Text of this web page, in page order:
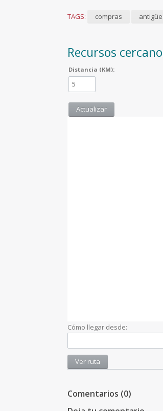
TAGS: compras
Recursos
Distancia (KM):
Cómo llegar desde:
Comentarios (0)